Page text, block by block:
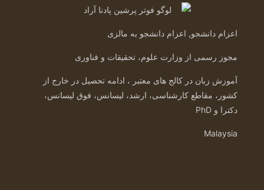
اعزام دانشجو, اعزام دانشجو به مالزی
مجوز رسمی از وزارت علوم، تحقیقات و فناوری
آموزش زبان در کالج های معتبر ، ادامه تحصیل در خارج از
کشور، مقاطع کارشناسی، ارشد، لیسانس، فوق لیسانس،
دکترا و PhD
Malaysia